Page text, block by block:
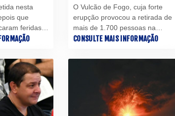
nesta
que
feridas
na
informou a
que
O Vulcão de Fogo, cuja forte
erupção provocou a retirada de
mais de 1.700 pessoas na
Guatemala, reduziu sua
e parece estar calmo, embora
de material incandescente,
alertaram especialistas e
autoridades da defesa civil.
CONSULTE MAIS INFORMAÇÃO